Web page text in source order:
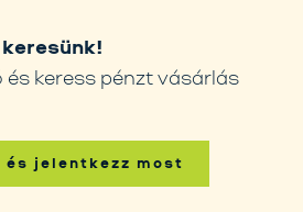
keress pénzt vásárlás
és jelentkezz most